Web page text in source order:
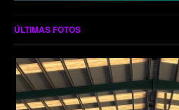
ÚLTIMAS FOTOS